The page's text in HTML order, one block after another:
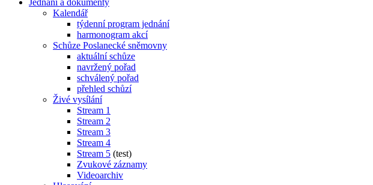
Jednání a dokumenty
Kalendář
týdenní program jednání
harmonogram akcí
Schůze Poslanecké sněmovny
aktuální schůze
navržený pořad
schválený pořad
přehled schůzí
Živé vysílání
Stream 1
Stream 2
Stream 3
Stream 4
Stream 5 (test)
Zvukové záznamy
Videoarchiv